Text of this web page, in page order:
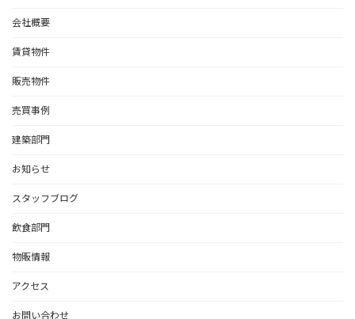
会社概要
賃貸物件
販売物件
売買事例
建築部門
お知らせ
スタッフブログ
飲食部門
物販情報
アクセス
お問い合わせ